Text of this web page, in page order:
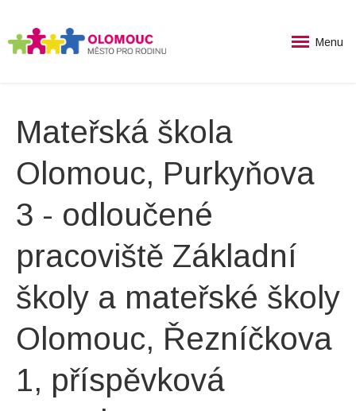
Menu
Mateřská škola
Olomouc, Purkyňova
3 - odloučené
pracoviště Základní
školy a mateřské školy
Olomouc, Řezníčkova
1, příspěvková